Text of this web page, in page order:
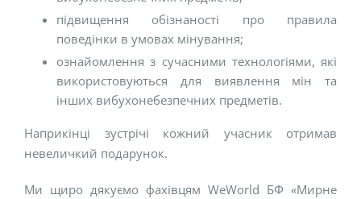
підвищення обізнаності про правила
поведінки в умовах мінування;
ознайомлення з сучасними технологіями, які
використовуються для виявлення мін та
інших вибухонебезпечних предметів.
Наприкінці зустрічі кожний учасник отримав
невеличкий подарунок.
Ми щиро дякуємо фахівцям WeWorld БФ «Мирне